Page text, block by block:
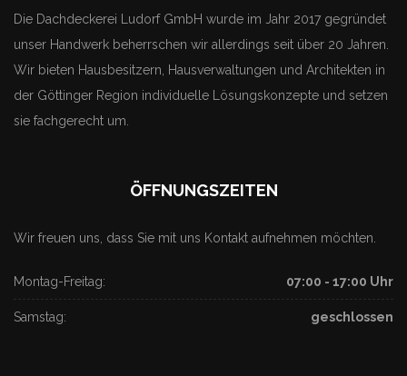
Die Dachdeckerei Ludorf GmbH wurde im Jahr 2017 gegründet
unser Handwerk beherrschen wir allerdings seit über 20 Jahren.
Wir bieten Hausbesitzern, Hausverwaltungen und Architekten in
der Göttinger Region individuelle Lösungskonzepte und setzen
sie fachgerecht um.
ÖFFNUNGSZEITEN
Wir freuen uns, dass Sie mit uns Kontakt aufnehmen möchten.
Montag-Freitag: 07:00 - 17:00 Uhr
Samstag: geschlossen